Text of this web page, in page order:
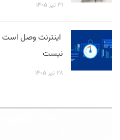
۳۱ تیر ۱۴۰۵
اینترنت وصل است
نیست
۲۸ تیر ۱۴۰۵